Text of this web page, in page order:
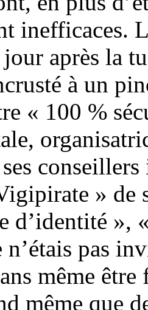
inefficaces.
après la
à un
« 100 %
»
d’identité »,
n’étais pas
même
même que